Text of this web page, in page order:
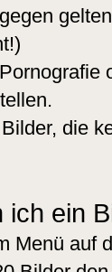
die
ich ein
Menü auf